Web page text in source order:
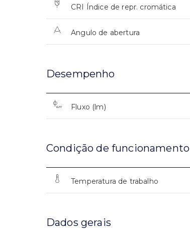
CRI Índice de repr. cromática
Angulo de abertura
Desempenho
Fluxo (lm)
Condição de funcionamento
Temperatura de trabalho
Dados gerais